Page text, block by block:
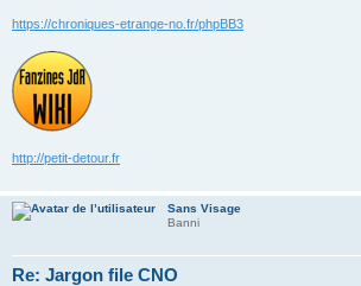
https://chroniques-etrange-no.fr/phpBB3
http://petit-detour.fr
Sans Visage
Banni
Re: Jargon file CNO